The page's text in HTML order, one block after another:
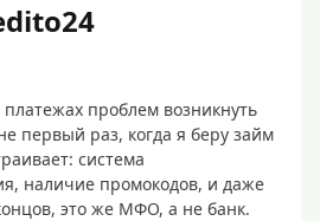
проблем возникнуть
первый раз, когда я беру займ
система
наличие промокодов, и даже
это же МФО, а не банк.